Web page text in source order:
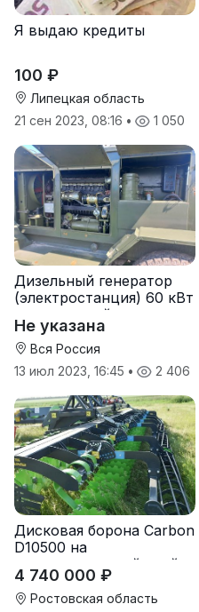
Я выдаю кредиты
100 ₽
Липецкая область
21 сен 2023, 08:16 • 1 050
Дизельный генератор
(электростанция) 60 кВт
-автономный источник
электроэнергии
Не указана
Вся Россия
13 июл 2023, 16:45 • 2 406
Дисковая борона Carbon
D10500 на
подпружиненной стойке
(3D)
4 740 000 ₽
Ростовская область